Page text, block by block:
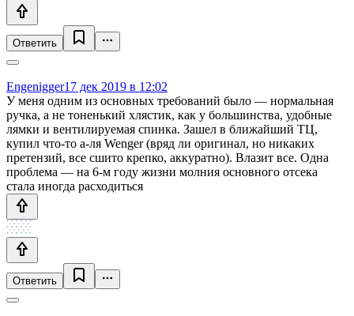
Ответить
Engenigger17 дек 2019 в 12:02
У меня одним из основных требований было — нормальная
ручка, а не тоненький хлястик, как у большинства, удобные
лямки и вентилируемая спинка. Зашел в ближайший ТЦ,
купил что-то а-ля Wenger (вряд ли оригинал, но никаких
претензий, все сшито крепко, аккуратно). Влазит все. Одна
проблема — на 6-м году жизни молния основного отсека
стала иногда расходиться
Ответить